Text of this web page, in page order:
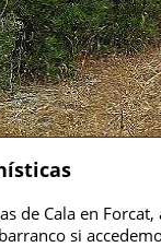
de Cala en
si